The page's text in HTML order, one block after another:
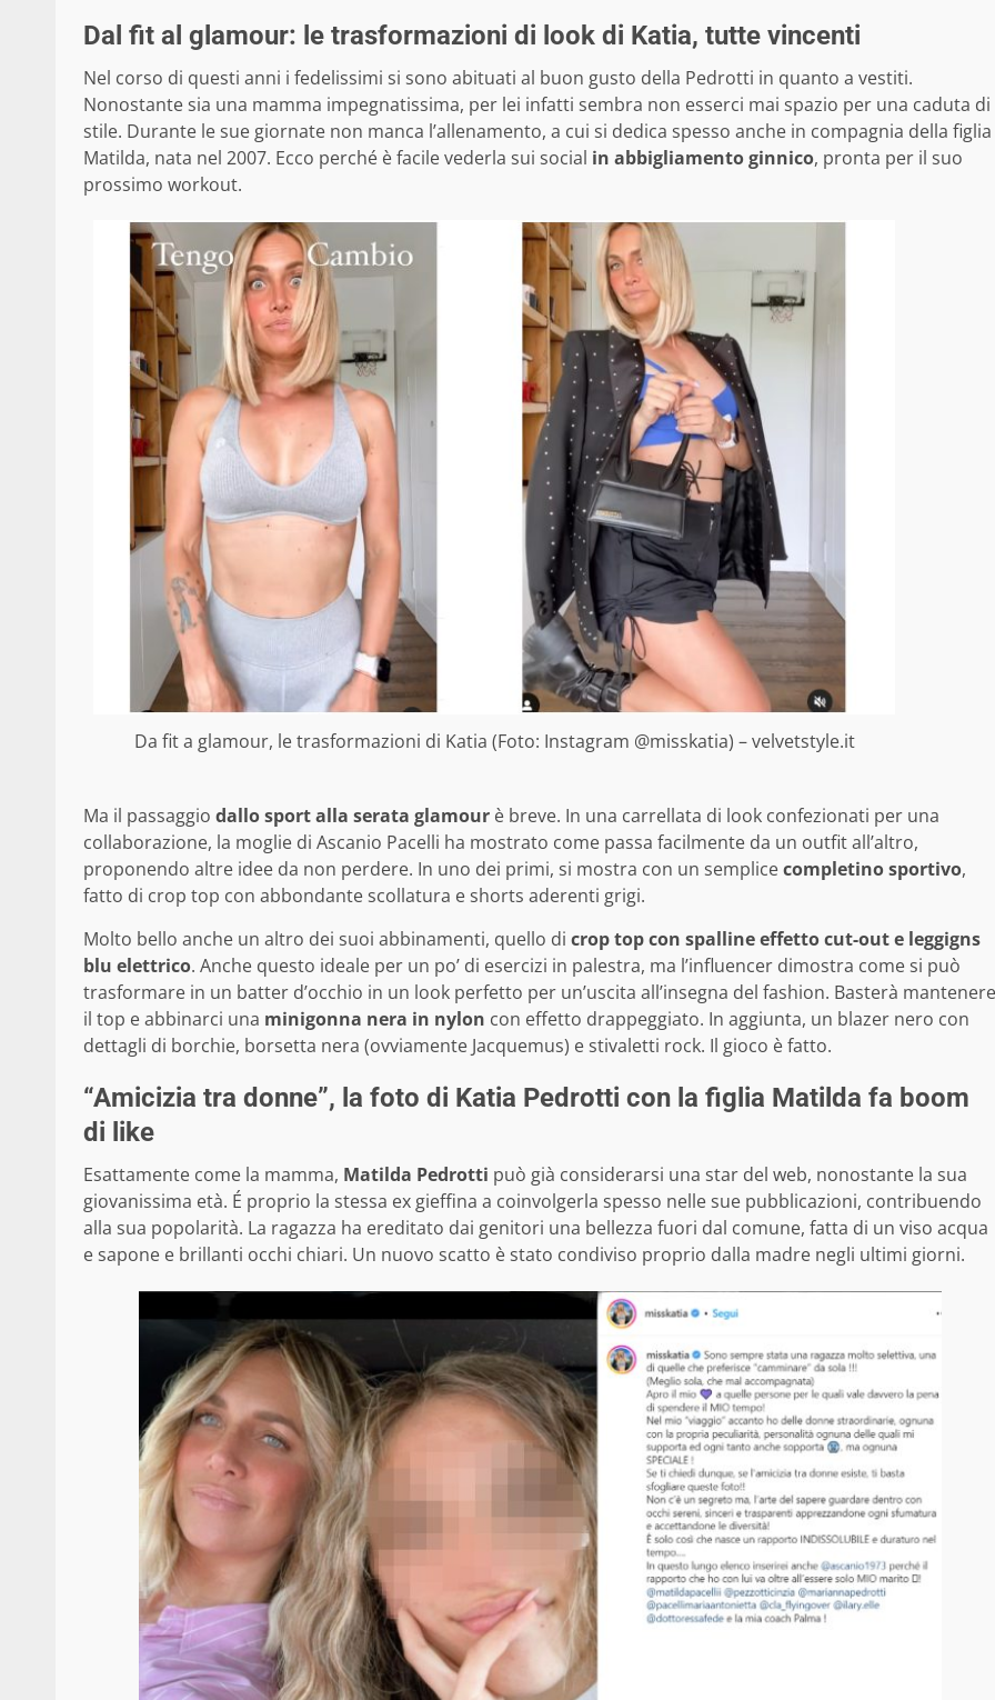
Dal fit al glamour: le trasformazioni di look di Katia, tutte vincenti
Nel corso di questi anni i fedelissimi si sono abituati al buon gusto della Pedrotti in quanto a vestiti.
Nonostante sia una mamma impegnatissima, per lei infatti sembra non esserci mai spazio per una caduta di
stile. Durante le sue giornate non manca l’allenamento, a cui si dedica spesso anche in compagnia della figlia
Matilda, nata nel 2007. Ecco perché è facile vederla sui social in abbigliamento ginnico, pronta per il suo
prossimo workout.
Da fit a glamour, le trasformazioni di Katia (Foto: Instagram @misskatia) – velvetstyle.it
Ma il passaggio dallo sport alla serata glamour è breve. In una carrellata di look confezionati per una
collaborazione, la moglie di Ascanio Pacelli ha mostrato come passa facilmente da un outfit all’altro,
proponendo altre idee da non perdere. In uno dei primi, si mostra con un semplicecompletino sportivo,
fatto di crop top con abbondante scollatura e shorts aderenti grigi.
Molto bello anche un altro dei suoi abbinamenti, quello di crop top con spalline effetto cut-out e leggigns
blu elettrico. Anche questo ideale per un po’ di esercizi in palestra, ma l’influencer dimostra come si può
trasformare in un batter d’occhio in un look perfetto per un’uscita all’insegna del fashion. Basterà mantenere
il top e abbinarci una minigonna nera in nylon con effetto drappeggiato. In aggiunta, un blazer nero con
dettagli di borchie, borsetta nera (ovviamente Jacquemus) e stivaletti rock. Il gioco è fatto.
“Amicizia tra donne”, la foto di Katia Pedrotti con la figlia Matilda fa boom
di like
Esattamente come la mamma, Matilda Pedrotti può già considerarsi una star del web, nonostante la sua
giovanissima età. É proprio la stessa ex gieffina a coinvolgerla spesso nelle sue pubblicazioni, contribuendo
alla sua popolarità. La ragazza ha ereditato dai genitori una bellezza fuori dal comune, fatta di un viso acqua
e sapone e brillanti occhi chiari. Un nuovo scatto è stato condiviso proprio dalla madre negli ultimi giorni.